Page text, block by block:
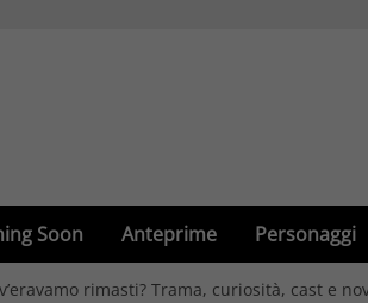
Soon Anteprime Personaggi
rimasti? Trama, curiosità, cast e